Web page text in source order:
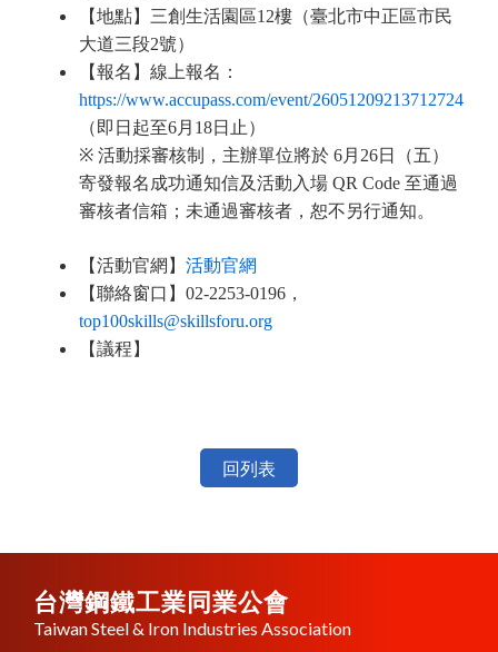
【地點】三創生活園區12樓（臺北市中正區市民
大道三段2號）
【報名】線上報名：
https://www.accupass.com/event/
（即日起至6月18日止）
※ 活動採審核制，主辦單位將於 6月26日（五）
寄發報名成功通知信及活動入場 QR Code 至通過
審核者信箱；未通過審核者，恕不另行通知。
【活動官網】 活動官網
【聯絡窗口】02-2253-0196，
top100skills@skillsforu.org
【議程】
回列表
台灣鋼鐵工業同業公會
Taiwan Steel & Iron Industries Association